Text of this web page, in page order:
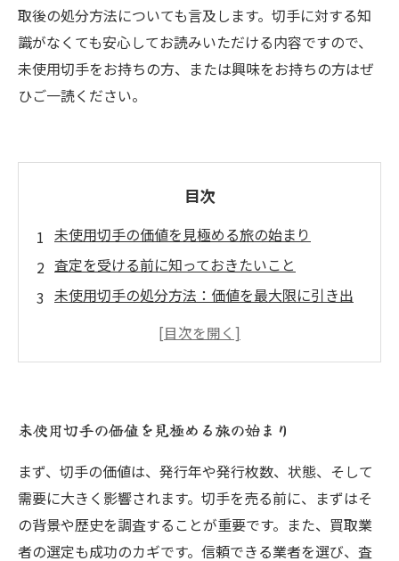
取後の処分方法についても言及します。切手に対する知
識がなくても安心してお読みいただける内容ですので、
未使用切手をお持ちの方、または興味をお持ちの方はぜ
ひご一読ください。
目次
未使用切手の価値を見極める旅の始まり
査定を受ける前に知っておきたいこと
未使用切手の処分方法：価値を最大限に引き出
未使用切手の価値を見極める旅の始まり
まず、切手の価値は、発行年や発行枚数、状態、そして
需要に大きく影響されます。切手を売る前に、まずはそ
の背景や歴史を調査することが重要です。また、買取業
者の選定も成功のカギです。信頼できる業者を選び、査